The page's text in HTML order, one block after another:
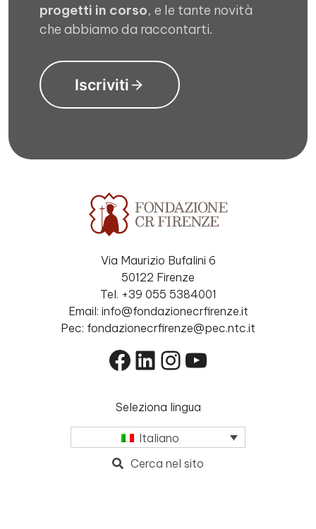
progetti in corso, e le tante novità
che abbiamo da raccontarti.
Iscriviti
Via Maurizio Bufalini 6
50122 Firenze
Tel. +39 055 5384001
Email: info@fondazionecrfirenze.it
Pec: fondazionecrfirenze@pec.ntc.it
Facebook
LinkedIn
Instagram
YouTube
Seleziona lingua
Italiano
Cerca nel sito